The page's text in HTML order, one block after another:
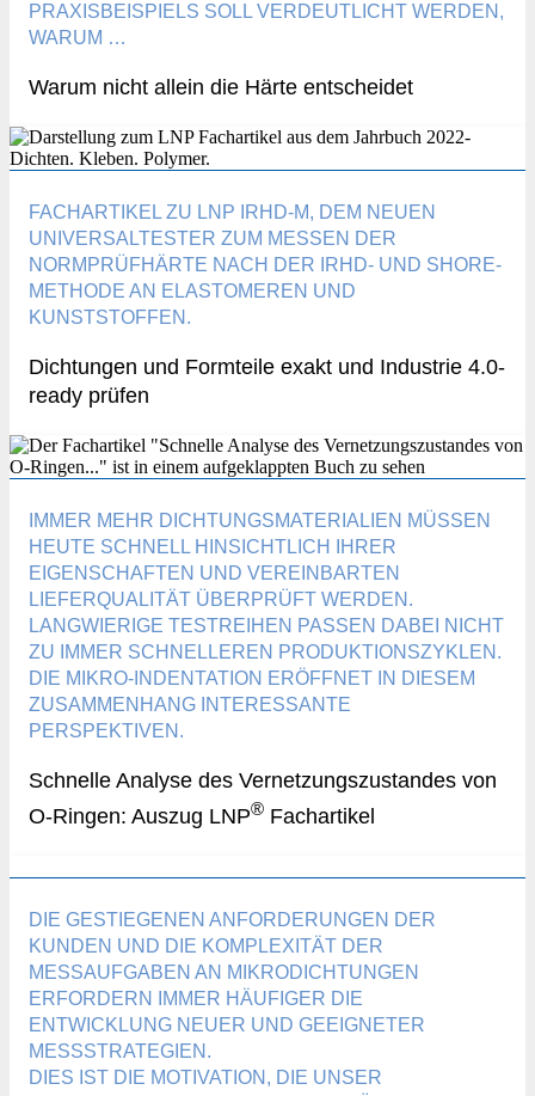
PRAXISBEISPIELS SOLL VERDEUTLICHT WERDEN,
WARUM …
Warum nicht allein die Härte entscheidet
FACHARTIKEL ZU LNP IRHD-M, DEM NEUEN
UNIVERSALTESTER ZUM MESSEN DER
NORMPRÜFHÄRTE NACH DER IRHD- UND SHORE-
METHODE AN ELASTOMEREN UND
KUNSTSTOFFEN.
Dichtungen und Formteile exakt und Industrie 4.0-
ready prüfen
IMMER MEHR DICHTUNGSMATERIALIEN MÜSSEN
HEUTE SCHNELL HINSICHTLICH IHRER
EIGENSCHAFTEN UND VEREINBARTEN
LIEFERQUALITÄT ÜBERPRÜFT WERDEN.
LANGWIERIGE TESTREIHEN PASSEN DABEI NICHT
ZU IMMER SCHNELLEREN PRODUKTIONSZYKLEN.
DIE MIKRO-INDENTATION ERÖFFNET IN DIESEM
ZUSAMMENHANG INTERESSANTE
PERSPEKTIVEN.
Schnelle Analyse des Vernetzungszustandes von
O-Ringen: Auszug LNP® Fachartikel
DIE GESTIEGENEN ANFORDERUNGEN DER
KUNDEN UND DIE KOMPLEXITÄT DER
MESSAUFGABEN AN MIKRODICHTUNGEN
ERFORDERN IMMER HÄUFIGER DIE
ENTWICKLUNG NEUER UND GEEIGNETER
MESSSTRATEGIEN.
DIES IST DIE MOTIVATION, DIE UNSER